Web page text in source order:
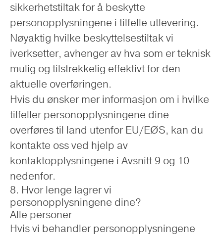
sikkerhetstiltak for å beskytte
personopplysningene i tilfelle utlevering.
Nøyaktig hvilke beskyttelsestiltak vi
iverksetter, avhenger av hva som er teknisk
mulig og tilstrekkelig effektivt for den
aktuelle overføringen.
Hvis du ønsker mer informasjon om i hvilke
tilfeller personopplysningene dine
overføres til land utenfor EU/EØS, kan du
kontakte oss ved hjelp av
kontaktopplysningene i Avsnitt 9 og 10
nedenfor.
8. Hvor lenge lagrer vi
personopplysningene dine?
Alle personer
Hvis vi behandler personopplysningene